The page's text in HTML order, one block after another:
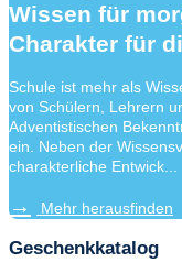
Wissen für
Charakter für
Schule ist mehr als
von Schülern, Lehrern
Adventistischen
ein. Neben der
charakterliche Entwick...
Mehr herausfinden
Geschenkkatalog